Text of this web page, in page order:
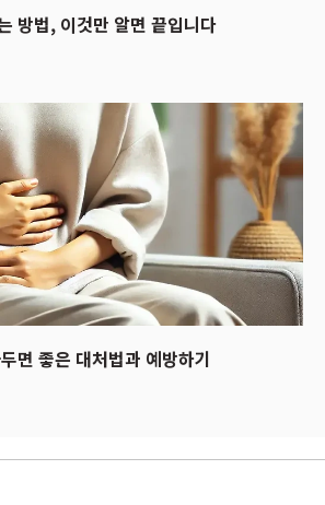
방법, 이것만 알면 끝입니다
면 좋은 대처법과 예방하기